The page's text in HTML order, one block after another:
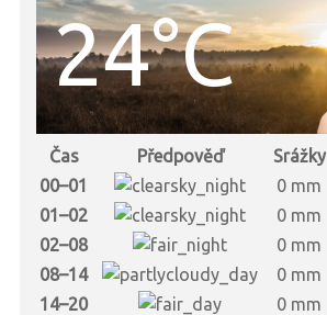
24°C
Čas Předpověď Srážky
00–01
0 mm
01–02
0 mm
02–08
0 mm
08–14
0 mm
14–20
0 mm